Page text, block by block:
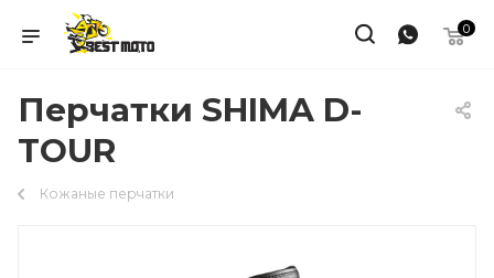
0
Перчатки SHIMA D-
TOUR
Кожаные перчатки